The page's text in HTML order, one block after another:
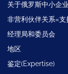
关于俄罗斯中小企
非营利伙伴关系«支
经理局和委员会
地区
鉴定(Expertise)